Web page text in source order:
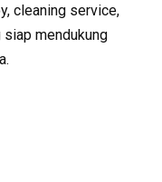
cleaning service,
mendukung